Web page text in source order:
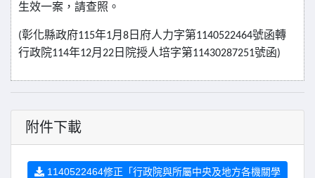
生效一案，請查照。
(彰化縣政府115年1月 8 日府人力字第1140522464號函轉
行政院114年12月 22 日院授人培字第11430287251號函)
附件下載
1140522464修正「行政院與所屬中央及地方各機關學